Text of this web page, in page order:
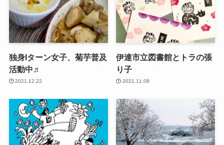
独身Iターン女子、菊芋普及
活動中♬
2021.12.22
伊達市立図書館とトラの張
り子
2021.11.08